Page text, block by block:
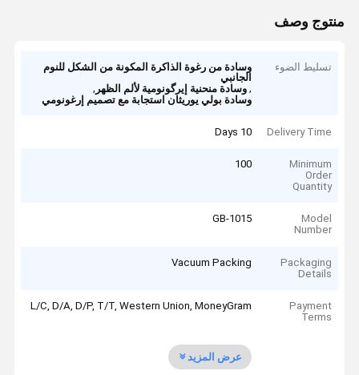
منتوج وصف
تسليط الضوء
وسادة من رغوة الذاكرة المكونة من الشكل للنوم
الجانبي
,وسادة منحنية إيرگونومية لألم الظهر ,
وسادة بولي يوريثان استجابة مع تصميم إرغونومي
Delivery Time
10 Days
Minimum
Order
Quantity
100
Model
Number
GB-1015
Packaging
Details
Vacuum Packing
Payment
Terms
L/C, D/A, D/P, T/T, Western Union, MoneyGram
عرض المزيد